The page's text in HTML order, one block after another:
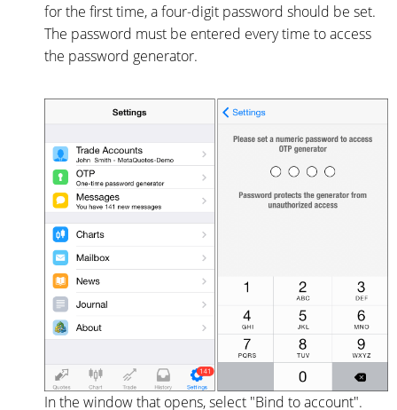
for the first time, a four-digit password should be set.
The password must be entered every time to access
the password generator.
In the window that opens, select "Bind to account".